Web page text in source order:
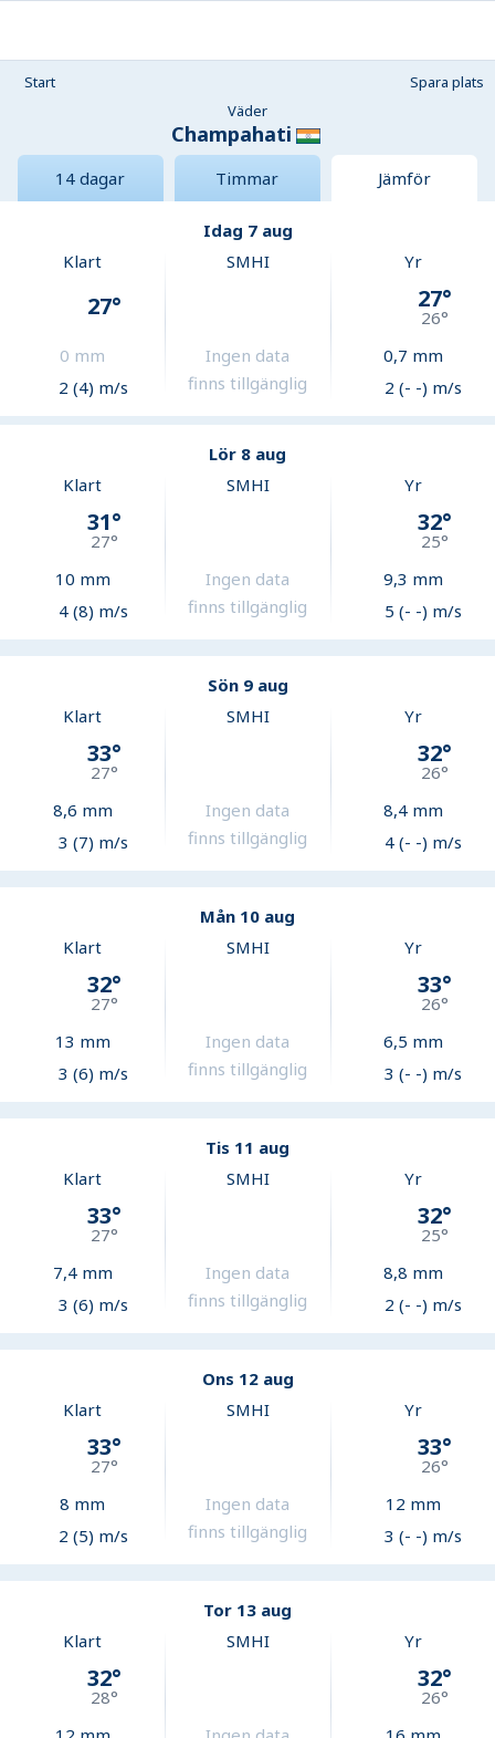
Start
Spara plats
Väder
Champahati
14 dagar Timmar Jämför
Idag 7 aug
Klart
27°
0 mm
2 (4) m/s
SMHI
Ingen data
finns tillgänglig
Yr
27°
26°
0,7 mm
2 (- -) m/s
Lör 8 aug
Klart
31°
27°
10 mm
4 (8) m/s
SMHI
Ingen data
finns tillgänglig
Yr
32°
25°
9,3 mm
5 (- -) m/s
Sön 9 aug
Klart
33°
27°
8,6 mm
3 (7) m/s
SMHI
Ingen data
finns tillgänglig
Yr
32°
26°
8,4mm
4 (- -) m/s
Mån 10 aug
Klart
32°
27°
13 mm
3 (6) m/s
SMHI
Ingen data
finns tillgänglig
Yr
33°
26°
6,5 mm
3 (- -) m/s
Tis 11 aug
Klart
33°
27°
7,4mm
3 (6) m/s
SMHI
Ingen data
finns tillgänglig
Yr
32°
25°
8,8 mm
2 (- -) m/s
Ons 12 aug
Klart
33°
27°
8 mm
2 (5) m/s
SMHI
Ingen data
finns tillgänglig
Yr
33°
26°
12 mm
3 (- -) m/s
Tor 13 aug
Klart
32°
28°
SMHI Yr
32°
26°